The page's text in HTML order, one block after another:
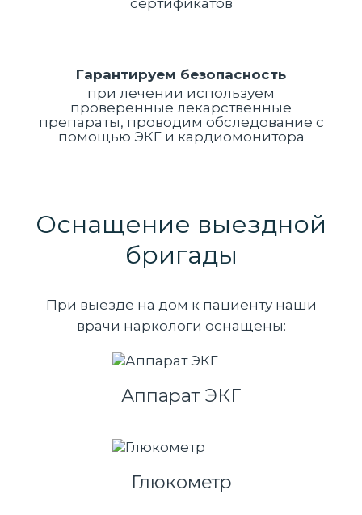
сертификатов
Гарантируем безопасность
при лечении используем
проверенные лекарственные
препараты, проводим обследование с
помощью ЭКГ и кардиомонитора
Оснащение выездной
бригады
При выезде на дом к пациенту наши
врачи наркологи оснащены:
Аппарат ЭКГ
Глюкометр